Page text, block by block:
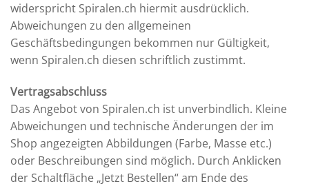
widerspricht Spiralen.ch hiermit ausdrücklich.
Abweichungen zu den allgemeinen
Geschäftsbedingungen bekommen nur Gültigkeit,
wenn Spiralen.ch diesen schriftlich zustimmt.
Vertragsabschluss
Das Angebot von Spiralen.ch ist unverbindlich. Kleine
Abweichungen und technische Änderungen der im
Shop angezeigten Abbildungen (Farbe, Masse etc.)
oder Beschreibungen sind möglich. Durch Anklicken
der Schaltfläche „Jetzt Bestellen“ am Ende des